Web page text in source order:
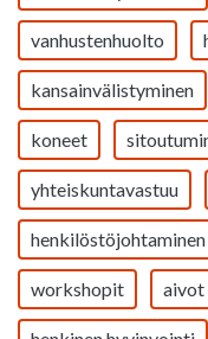
vanhustenhuolto
kansainvälistyminen
koneet
yhteiskuntavastuu
henkilöstöjohtaminen
workshopit aivot